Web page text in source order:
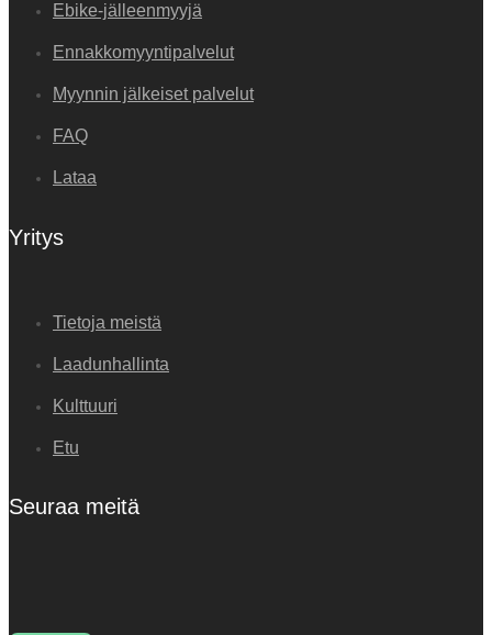
Ebike-jälleenmyyjä
Ennakkomyyntipalvelut
Myynnin jälkeiset palvelut
FAQ
Lataa
Yritys
Tietoja meistä
Laadunhallinta
Kulttuuri
Etu
Seuraa meitä